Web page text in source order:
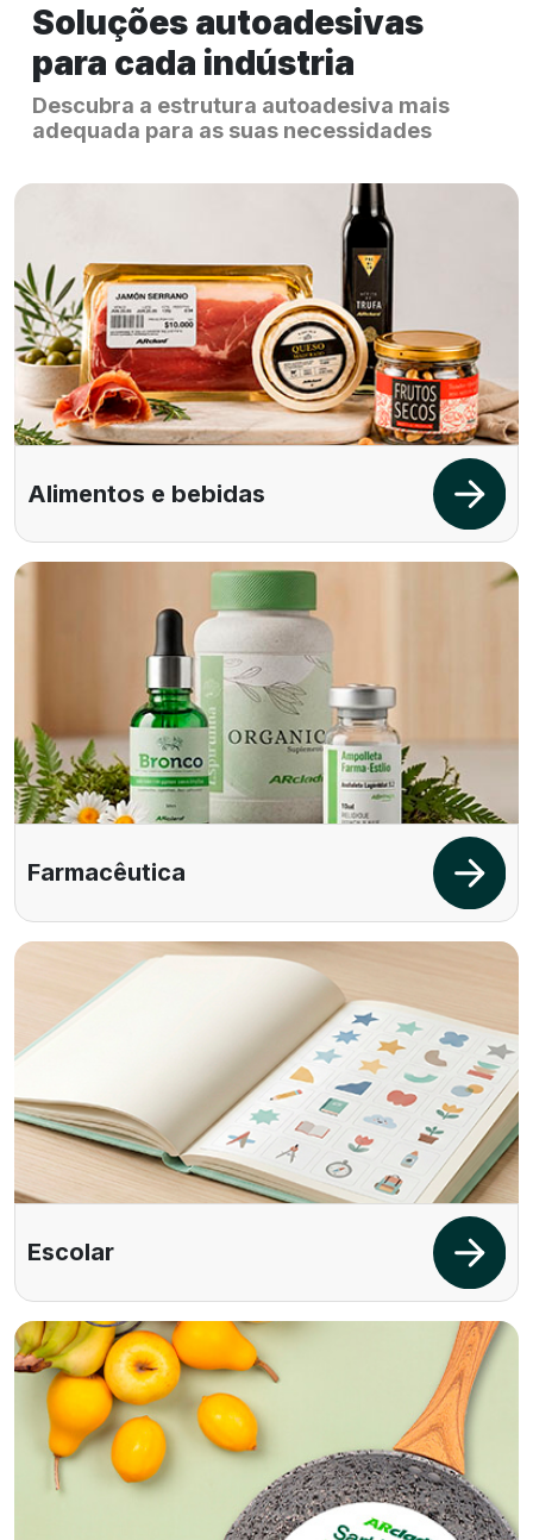
Soluções autoadesivas
para cada indústria
Descubra a estrutura autoadesiva mais
adequada para as suas necessidades
Alimentos e bebidas
Farmacêutica
Escolar